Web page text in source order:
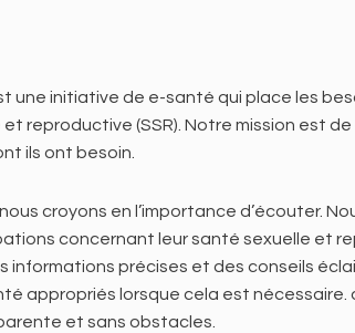
une initiative de e-santé qui place les
reproductive (SSR). Notre mission est
ils ont besoin.
nous croyons en l’importance
concernant leur santé sexuelle et
informations précises et des conseils
appropriés lorsque cela est nécessaire.
et sans obstacles.